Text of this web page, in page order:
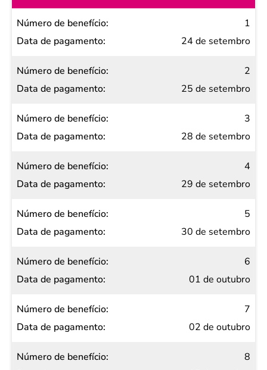
Número
de
Data de
pagamento
1
24 de setembro
2
25 de setembro
3
28 de setembro
4
29 de setembro
5
30 de setembro
6
01 de outubro
7
02 de outubro
8